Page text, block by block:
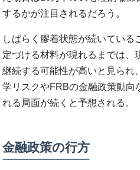
するかが注目されるだろう。
しばらく膠着状態が続いてい
定づける材料が現れるまでは、
継続する可能性が高いと見られ
学リスクやFRBの金融政策動向
れる局面が続くと予想される。
金融政策の行方